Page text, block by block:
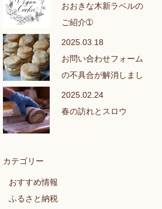
おおきな木新ラベルの
ご紹介➀
2025.03.18
お問い合わせフォーム
の不具合が解消しまし
た❣
2025.02.24
春の訪れとスロウ
カテゴリー
おすすめ情報
ふるさと納税